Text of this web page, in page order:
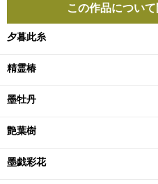
この作品につい
夕暮此糸
精霊椿
墨牡丹
艶葉樹
墨戯彩花